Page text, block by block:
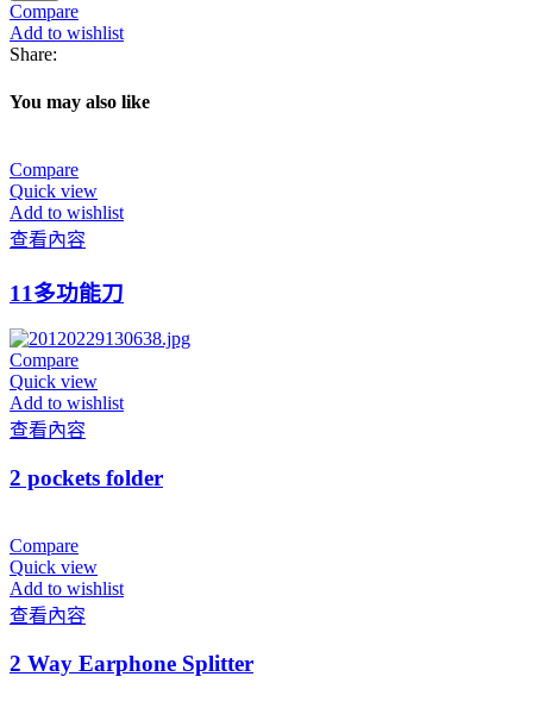
Compare
Add to wishlist
Share:
You may also like
Compare
Quick view
Add to wishlist
查看內容
11多功能刀
Compare
Quick view
Add to wishlist
查看內容
2 pockets folder
Compare
Quick view
Add to wishlist
查看內容
2 Way Earphone Splitter